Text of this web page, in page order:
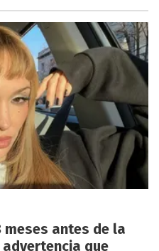
meses antes de la
que